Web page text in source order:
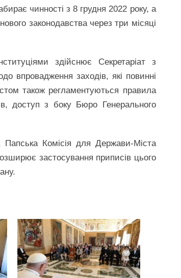
чинності з 8 грудня 2022 року, а
законодавства через три місяці
здійснює Секретаріат з
впровадження заходів, які повинні
також регламентуються правила
доступ з боку Бюро Генерального
Папська Комісія для Держави-Міста
застосування приписів цього